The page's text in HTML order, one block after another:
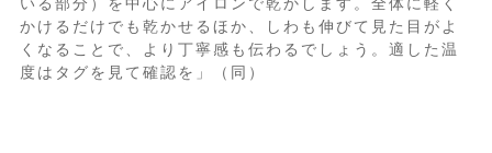
いる部分）を中心にアイロンで乾かします。全体に軽く
かけるだけでも乾かせるほか、しわも伸びて見た目がよ
くなることで、より丁寧感も伝わるでしょう。適した温
度はタグを見て確認を」（同）